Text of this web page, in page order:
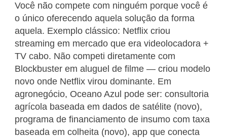
Você não compete com ninguém porque você é
o único oferecendo aquela solução da forma
aquela. Exemplo clássico: Netflix criou
streaming em mercado que era videolocadora +
TV cabo. Não competi diretamente com
Blockbuster em aluguel de filme — criou modelo
novo onde Netflix virou dominante. Em
agronegócio, Oceano Azul pode ser: consultoria
agrícola baseada em dados de satélite (novo),
programa de financiamento de insumo com taxa
baseada em colheita (novo), app que conecta